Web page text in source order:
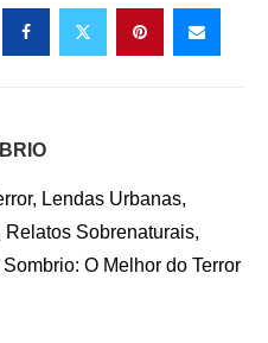
Lendas Urbanas,
Sobrenaturais,
O Melhor do Terror